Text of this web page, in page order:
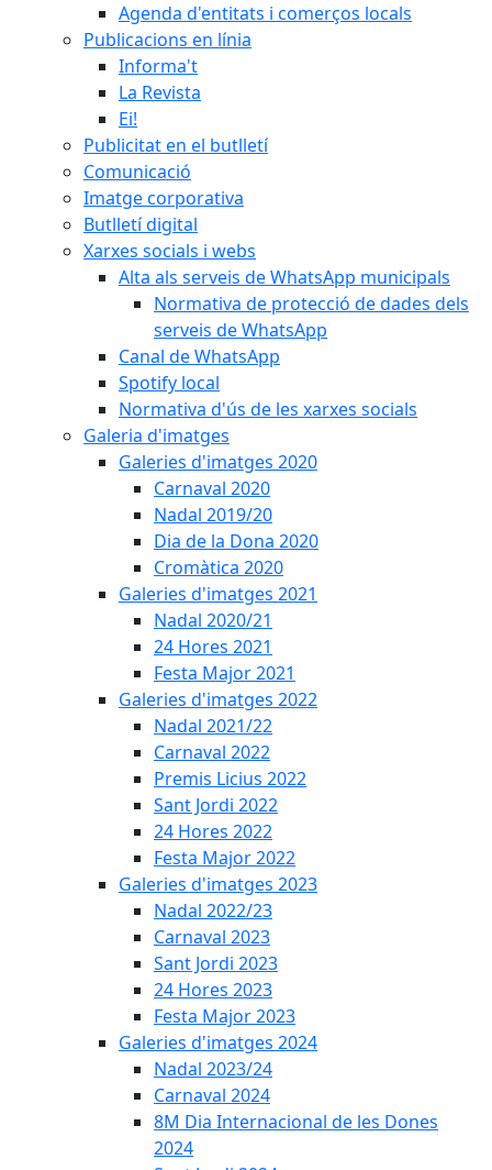
Agenda d'entitats i comerços locals
Publicacions en línia
Informa't
La Revista
Ei!
Publicitat en el butlletí
Comunicació
Imatge corporativa
Butlletí digital
Xarxes socials i webs
Alta als serveis de WhatsApp municipals
Normativa de protecció de dades dels
serveis de WhatsApp
Canal de WhatsApp
Spotify local
Normativa d'ús de les xarxes socials
Galeria d'imatges
Galeries d'imatges 2020
Carnaval 2020
Nadal 2019/20
Dia de la Dona 2020
Cromàtica 2020
Galeries d'imatges 2021
Nadal 2020/21
24 Hores 2021
Festa Major 2021
Galeries d'imatges 2022
Nadal 2021/22
Carnaval 2022
Premis Licius 2022
Sant Jordi 2022
24 Hores 2022
Festa Major 2022
Galeries d'imatges 2023
Nadal 2022/23
Carnaval 2023
Sant Jordi 2023
24 Hores 2023
Festa Major 2023
Galeries d'imatges 2024
Nadal 2023/24
Carnaval 2024
8M Dia Internacional de les Dones
2024